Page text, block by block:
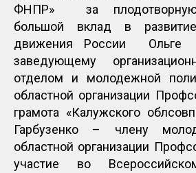
ФНПР» за плодотворную
большой вклад в
движения России Ольге
заведующему
отделом и молодежной
областной организации
грамота «Калужского
Гарбузенко – члену
областной организации
участие во